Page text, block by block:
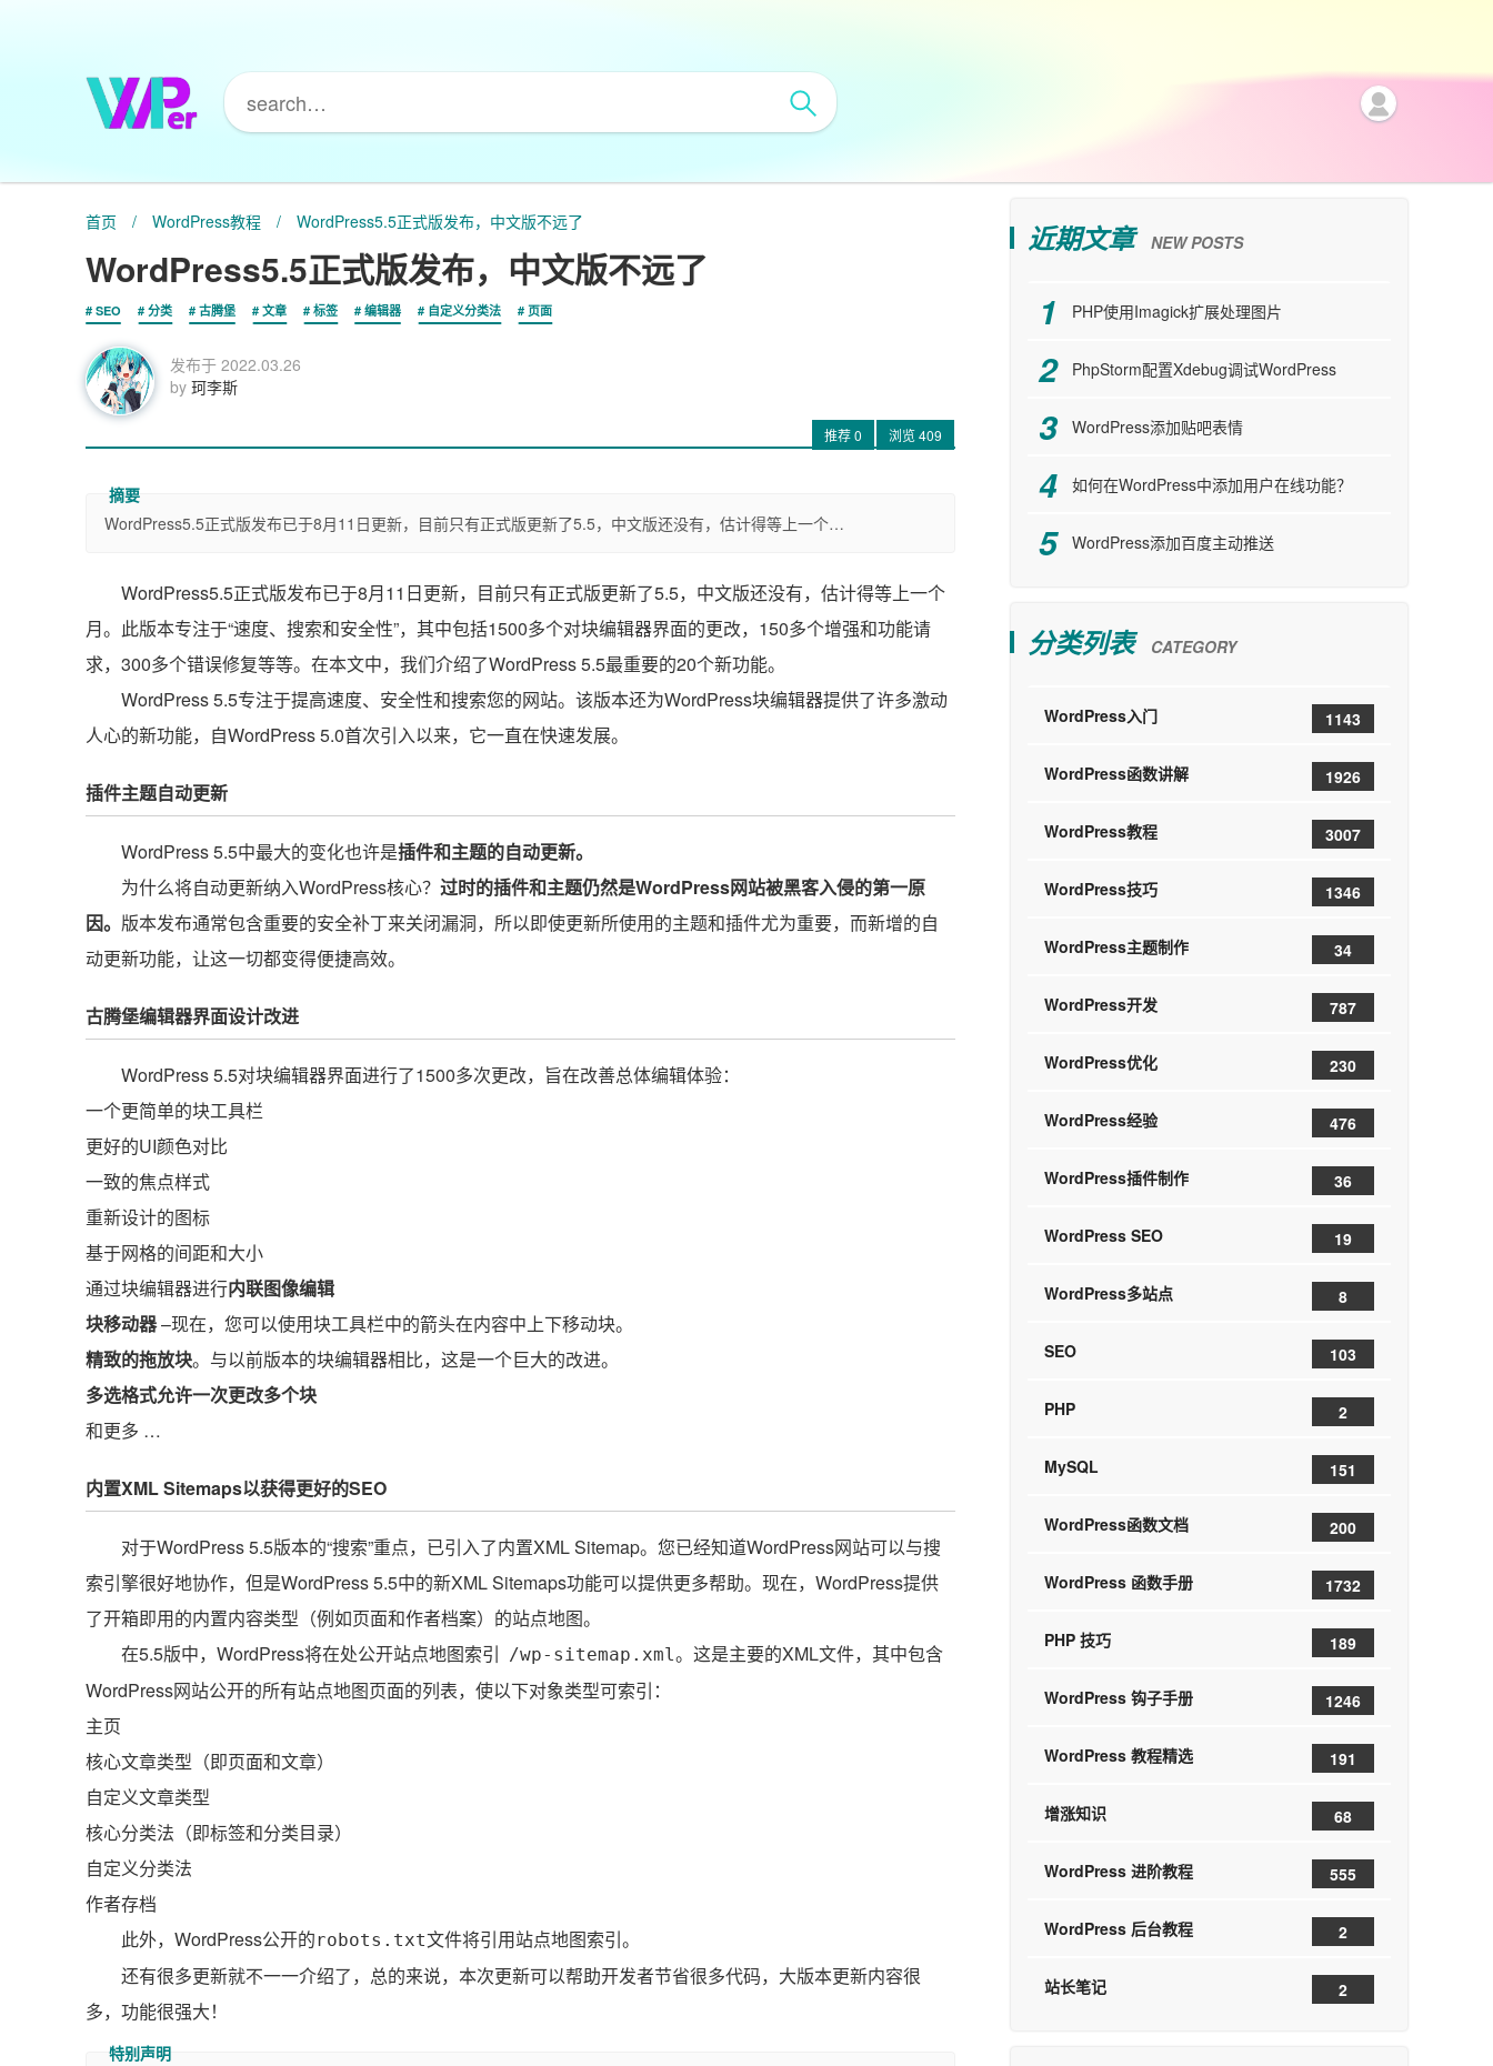
首页 / WordPress教程 / WordPress5.5正式版发布，中文版不远了
WordPress5.5正式版发布，中文版不远了
SEO 分类 古腾堡 文章 标签 编辑器 自定义分类法 页面
发布于 2022.03.26
by 珂李斯
推荐0 浏览409
WordPress5.5正式版发布已于8月11日更新，目前只有正式版更新了5.5，中文版还没有，估计得等上一个…
WordPress5.5正式版发布已于8月11日更新，目前只有正式版更新了5.5，中文版还没有，估计得等上一个
月。此版本专注于“速度、搜索和安全性”，其中包括1500多个对块编辑器界面的更改，150多个增强和功能请
求，300多个错误修复等等。在本文中，我们介绍了WordPress 5.5最重要的20个新功能。
WordPress 5.5专注于提高速度、安全性和搜索您的网站。该版本还为WordPress块编辑器提供了许多激动
人心的新功能，自WordPress 5.0首次引入以来，它一直在快速发展。
插件主题自动更新
WordPress 5.5中最大的变化也许是插件和主题的自动更新。
为什么将自动更新纳入WordPress核心？ 过时的插件和主题仍然是WordPress网站被黑客入侵的第一原
因。 版本发布通常包含重要的安全补丁来关闭漏洞，所以即使更新所使用的主题和插件尤为重要，而新增的自
动更新功能，让这一切都变得便捷高效。
古腾堡编辑器界面设计改进
WordPress 5.5对块编辑器界面进行了1500多次更改，旨在改善总体编辑体验：
一个更简单的块工具栏
更好的UI颜色对比
一致的焦点样式
重新设计的图标
基于网格的间距和大小
通过块编辑器进行内联图像编辑
块移动器–现在，您可以使用块工具栏中的箭头在内容中上下移动块。
精致的拖放块。与以前版本的块编辑器相比，这是一个巨大的改进。
多选格式允许一次更改多个块
和更多 …
内置XML Sitemaps以获得更好的SEO
对于WordPress 5.5版本的“搜索”重点，已引入了内置XML Sitemap。您已经知道WordPress网站可以与搜
索引擎很好地协作，但是WordPress 5.5中的新XML Sitemaps功能可以提供更多帮助。现在，WordPress提供
了开箱即用的内置内容类型（例如页面和作者档案）的站点地图。
在5.5版中，WordPress将在处公开站点地图索引 /wp-sitemap.xml。这是主要的XML文件，其中包含
WordPress网站公开的所有站点地图页面的列表，使以下对象类型可索引：
主页
核心文章类型（即页面和文章）
自定义文章类型
核心分类法（即标签和分类目录）
自定义分类法
作者存档
此外，WordPress公开的robots.txt文件将引用站点地图索引。
还有很多更新就不一一介绍了，总的来说，本次更新可以帮助开发者节省很多代码，大版本更新内容很
多，功能很强大！
近期文章 NEW POSTS
PHP使用Imagick扩展处理图片
PhpStorm配置Xdebug调试WordPress
WordPress添加贴吧表情
如何在WordPress中添加用户在线功能？
WordPress添加百度主动推送
分类列表 CATEGORY
WordPress入门 1143
WordPress函数讲解 1926
WordPress教程 3007
WordPress技巧 1346
WordPress主题制作 34
WordPress开发 787
WordPress优化 230
WordPress经验 476
WordPress插件制作 36
WordPress SEO 19
WordPress多站点 8
SEO 103
PHP 2
MySQL 151
WordPress函数文档 200
WordPress 函数手册 1732
PHP 技巧 189
WordPress 钩子手册 1246
WordPress 教程精选 191
增涨知识 68
WordPress 进阶教程 555
WordPress 后台教程 2
站长笔记 2